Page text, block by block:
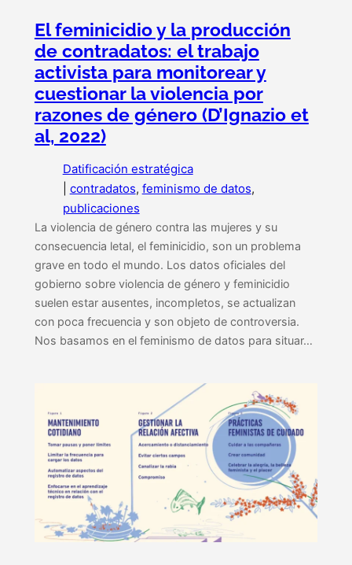
El feminicidio y la producción
de contradatos: el trabajo
activista para monitorear y
cuestionar la violencia por
razones de género (D’Ignazio et
al, 2022)
Datificación estratégica
contradatos, feminismo de datos
publicaciones
La violencia de género contra las mujeres y su
consecuencia letal, el feminicidio, son un problema
grave en todo el mundo. Los datos oficiales del
gobierno sobre violencia de género y feminicidio
suelen estar ausentes, incompletos, se actualizan
con poca frecuencia y son objeto de controversia.
Nos basamos en el feminismo de datos para situar…